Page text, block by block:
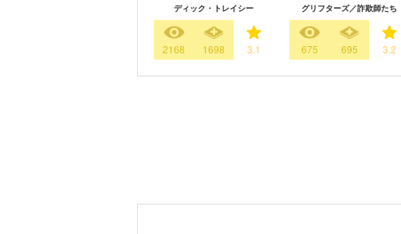
ディック・トレイシー
2168 1698 3.1
グリフターズ／詐欺師たち
675 695 3.2